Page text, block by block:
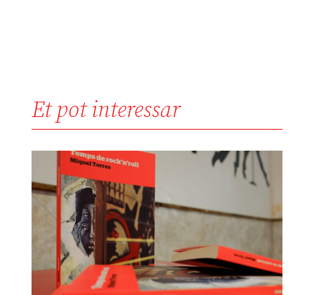
Et pot interessar